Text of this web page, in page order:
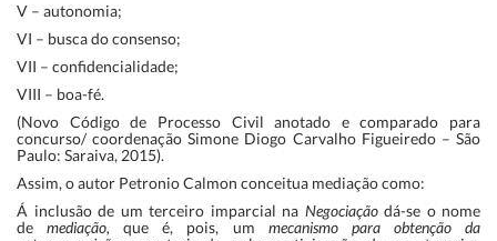
V – autonomia;
VI – busca do consenso;
VII – confidencialidade;
VIII – boa-fé.
(Novo Código de Processo Civil anotado e comparado para
concurso/ coordenação Simone Diogo Carvalho Figueiredo – São
Paulo: Saraiva, 2015).
Assim, o autor Petronio Calmon conceitua mediação como:
Á inclusão de um terceiro imparcial na Negociação dá-se o nome
demediação,que é, pois, um mecanismo para obtenção da